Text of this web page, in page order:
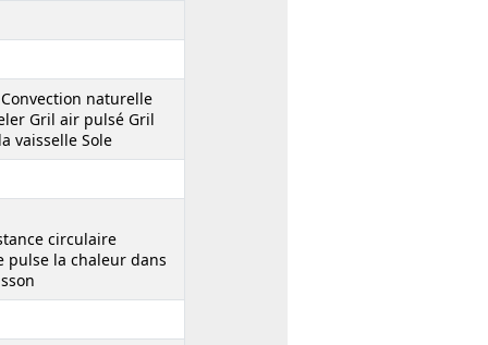
naturelle
Gril air pulsé Gril
vaisselle Sole
circulaire
pulse la chaleur dans